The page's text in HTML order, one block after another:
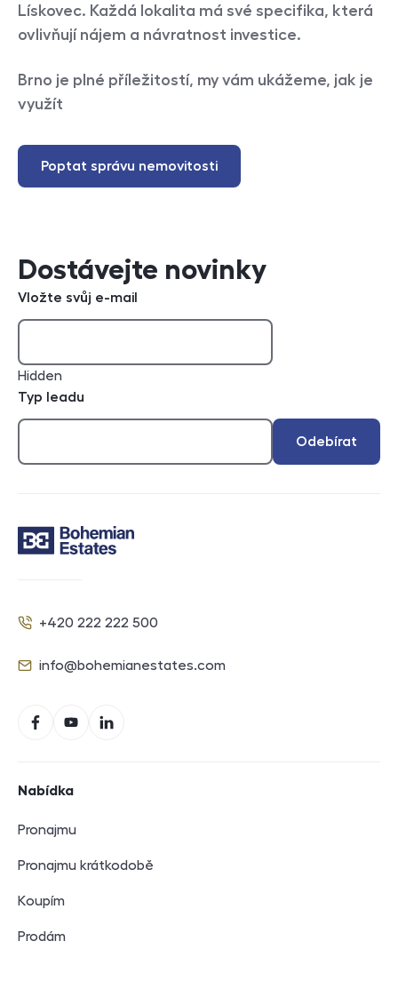
Lískovec. Každá lokalita má své specifika, která
ovlivňují nájem a návratnost investice.
Brno je plné příležitostí, my vám ukážeme, jak je
využít
Poptat správu nemovitosti
Dostávejte novinky
Vložte svůj e-mail
Hidden
Typ leadu
Odebírat
Telefon
+420 222 222 500
E-mail
info@bohemianestates.com
FacebookYouTubeLinkedIn
Nabídka
Pronajmu
Pronajmu krátkodobě
Koupím
Prodám